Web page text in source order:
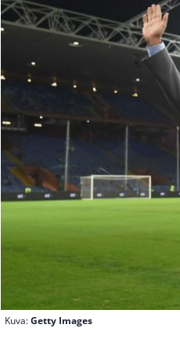
Kuva:Getty Images